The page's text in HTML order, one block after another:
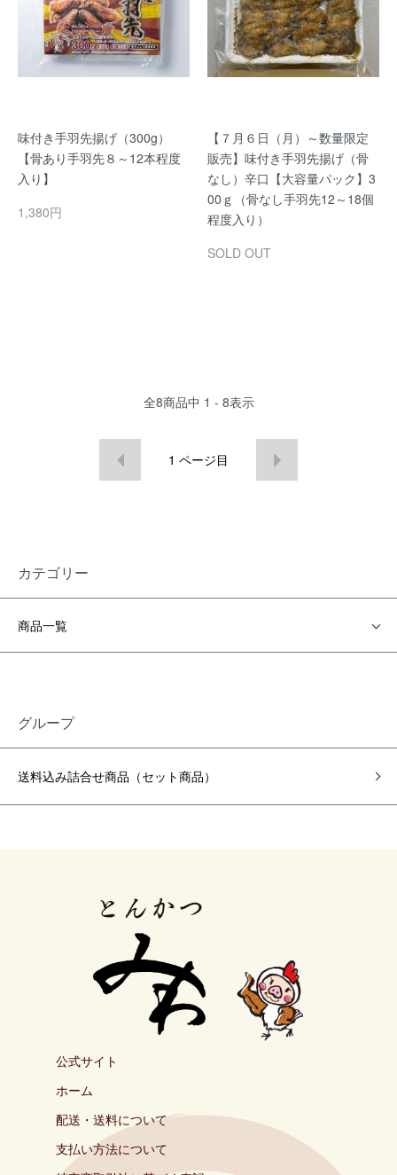
味付き手羽先揚げ（300g）
【骨あり手羽先８～12本程度
入り】
1,380円
【７月６日（月）～数量限定
販売】味付き手羽先揚げ（骨
なし）辛口【大容量パック】3
00ｇ（骨なし手羽先12～18個
程度入り）
SOLD OUT
全8商品中 1 - 8表示
1 ページ目
カテゴリー
商品一覧
グループ
送料込み詰合せ商品（セット商品）
公式サイト
ホーム
配送・送料について
支払い方法について